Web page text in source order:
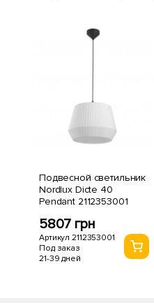
Подвесной светильник
Nordlux Dicte 40
Pendant 2112353001
5807 грн
Артикул 2112353001
Под заказ
21-39 дней